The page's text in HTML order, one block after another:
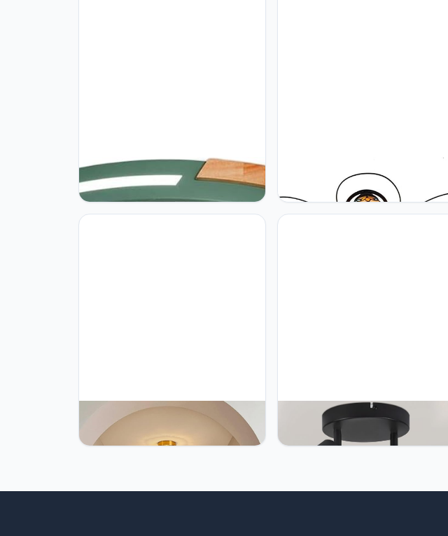
XYJYZQ ModernModeVerlichting
Lamp 2.3in
Inbouwplafondverlichting,
Afstandsbediening Dimbare
Blivuself Tiffany Chandelier Lamp
Tiffany 9 Multi-head Plafondlamp
Baroque Painted Glass Lamp
Woonkamer Eetkamer Slaapkamer
SAIVITT Plafondlamp LED Vintage
Goud Hal Lamp Kristal Glas
Creatieve Mini Lotus Bloem Dimbare
ZMH ZMH Plafondlamp Witte
plafondspot 2 lampen: plafondspots
GU10 plafondspots moderne